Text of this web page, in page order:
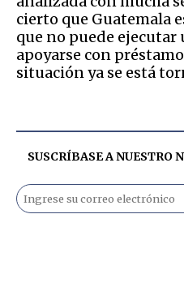
cierto que Guatemala
que no puede
apoyarse con
situación ya se está
SUSCRÍBASE A NUESTRO